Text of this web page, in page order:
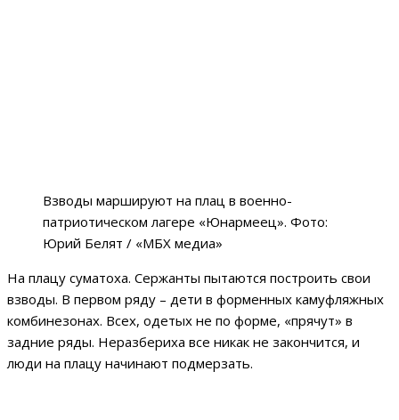
Взводы маршируют на плац в военно-
патриотическом лагере «Юнармеец». Фото:
Юрий Белят / «МБХ медиа»
На плацу суматоха. Сержанты пытаются построить свои
взводы. В первом ряду – дети в форменных камуфляжных
комбинезонах. Всех, одетых не по форме, «прячут» в
задние ряды. Неразбериха все никак не закончится, и
люди на плацу начинают подмерзать.